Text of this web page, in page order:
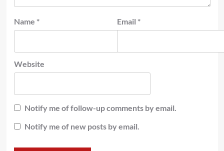
Name * Email *
Website
Notify me of follow-up comments by email.
Notify me of new posts by email.